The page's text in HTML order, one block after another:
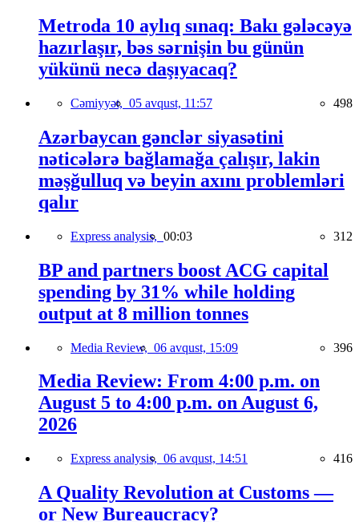
Metroda 10 aylıq sınaq: Bakı gələcəyə
hazırlaşır, bəs sərnişin bu günün
yükünü necə daşıyacaq?
Cəmiyyət, 05 avqust, 11:57 498
Azərbaycan gənclər siyasətini
nəticələrə bağlamağa çalışır, lakin
məşğulluq və beyin axını problemləri
qalır
Express analysis, 00:03 312
BP and partners boost ACG capital
spending by 31% while holding
output at 8 million tonnes
Media Review, 06 avqust, 15:09 396
Media Review: From 4:00 p.m. on
August 5 to 4:00 p.m. on August 6,
2026
Express analysis, 06 avqust, 14:51 416
A Quality Revolution at Customs —
or New Bureaucracy?